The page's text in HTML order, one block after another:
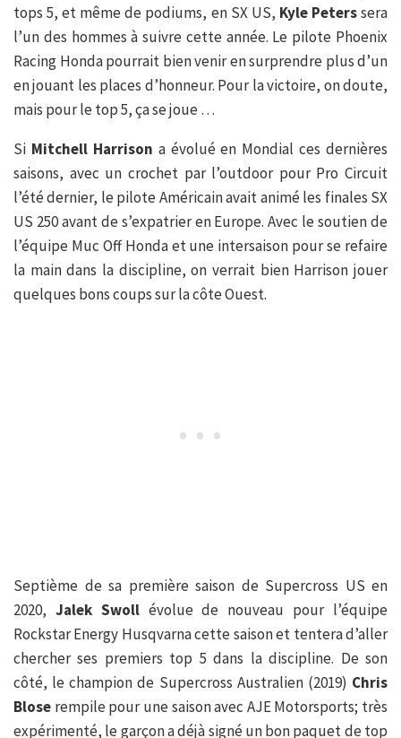
tops 5, et même de podiums, en SX US, Kyle Peterssera
l’un des hommes à suivre cette année. Le pilote Phoenix
Racing Honda pourrait bien venir en surprendre plus d’un
en jouant les places d’honneur. Pour la victoire, on doute,
mais pour le top 5, ça se joue …
Si Mitchell Harrison a évolué en Mondial ces dernières
saisons, avec un crochet par l’outdoor pour Pro Circuit
l’été dernier, le pilote Américain avait animé les finales SX
US 250 avant de s’expatrier en Europe. Avec le soutien de
l’équipe Muc Off Honda et une intersaison pour se refaire
la main dans la discipline, on verrait bien Harrison jouer
quelques bons coups sur la côte Ouest.
Septième de sa première saison de Supercross US en
2020, Jalek Swollévolue de nouveau pour l’équipe
Rockstar Energy Husqvarna cette saison et tentera d’aller
chercher ses premiers top 5 dans la discipline. De son
côté, le champion de Supercross Australien (2019) Chris
Blose rempile pour une saison avec AJE Motorsports; très
expérimenté, le garçon a déjà signé un bon paquet de top